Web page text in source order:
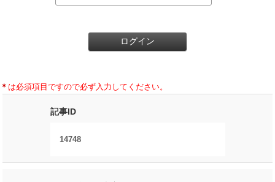
＊ は必須項目ですので必ず入力してください。
記事ID
14748